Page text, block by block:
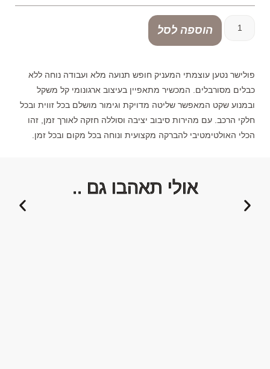
הוספה לסל
פולישר נטען עוצמתי המעניק חופש תנועה מלא ועבודה נוחה ללא
כבלים מסורבלים. המכשיר מתאפיין בעיצוב ארגונומי קל משקל
ובמנוע שקט המאפשר שליטה מדויקת וגימור מושלם בכל זווית ובכל
חלקי הרכב. עם מהירות סיבוב יציבה וסוללה חזקה לאורך זמן, זהו
הכלי האולטימטיבי להברקה מקצועית ונוחה בכל מקום ובכל זמן.
אולי תאהבו גם ..